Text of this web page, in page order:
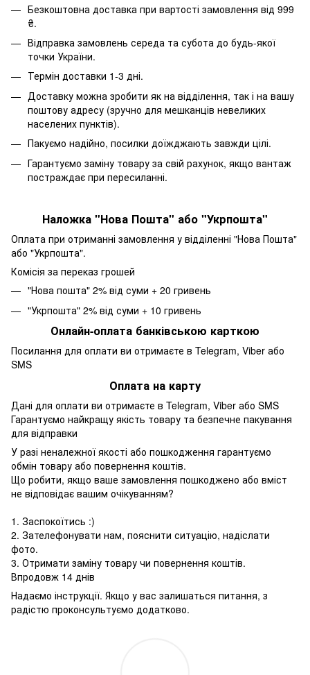
Безкоштовна доставка при вартості замовлення від 999
₴.
Відправка замовлень середа та субота до будь-якої
точки України.
Термін доставки 1-3 дні.
Доставку можна зробити як на відділення, так і на вашу
поштову адресу (зручно для мешканців невеликих
населених пунктів).
Пакуємо надійно, посилки доїжджають завжди цілі.
Гарантуємо заміну товару за свій рахунок, якщо вантаж
постраждає при пересиланні.
Наложка "Нова Пошта" або "Укрпошта"
Оплата при отриманні замовлення у відділенні "Нова Пошта"
або "Укрпошта".
Комісія за переказ грошей
"Нова пошта" 2% від суми + 20 гривень
"Укрпошта" 2% від суми + 10 гривень
Онлайн-оплата банківською карткою
Посилання для оплати ви отримаєте в Telegram, Viber або
SMS
Оплата на карту
Дані для оплати ви отримаєте в Telegram, Viber або SMS
Гарантуємо найкращу якість товару та безпечне пакування
для відправки
У разі неналежної якості або пошкодження гарантуємо
обмін товару або повернення коштів.
Що робити, якщо ваше замовлення пошкоджено або вміст
не відповідає вашим очікуванням?
1. Заспокоїтись :)
2. Зателефонувати нам, пояснити ситуацію, надіслати
фото.
3. Отримати заміну товару чи повернення коштів.
Впродовж 14 днів
Надаємо інструкції. Якщо у вас залишаться питання, з
радістю проконсультуємо додатково.